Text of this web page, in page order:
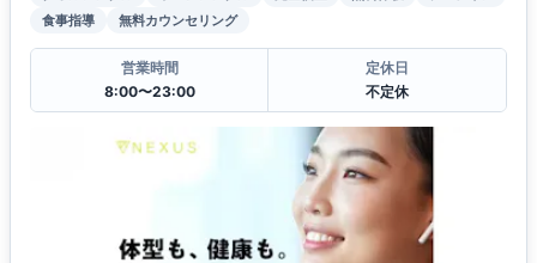
食事指導
無料カウンセリング
営業時間
8:00〜23:00
定休日
不定休